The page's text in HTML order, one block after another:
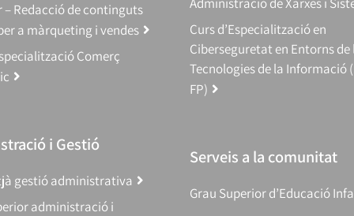
– Redacció de continguts
a màrqueting i vendes
Comerç
i Gestió
gestió administrativa
administració i
Curs d’Especialització en
Ciberseguretat en Entorns de
Tecnologies de la Informació
FP)
Serveis a la comunitat
Grau Superior d’Educació